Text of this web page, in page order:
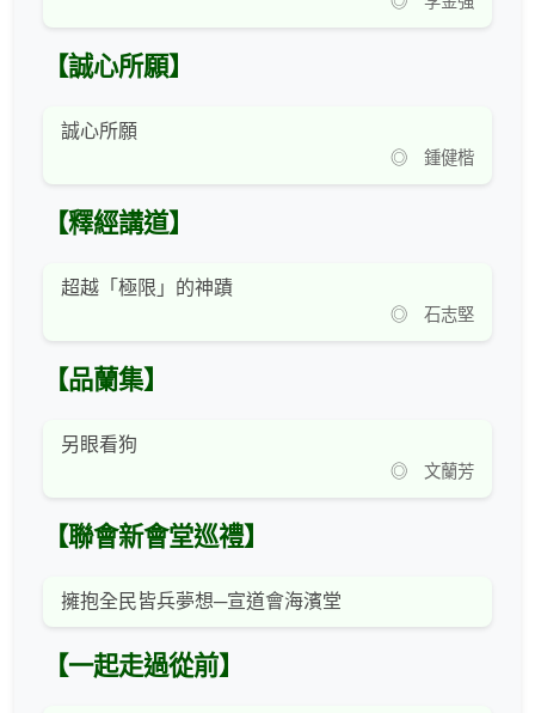
【誠心所願】
誠心所願
◎ 鍾健楷
【釋經講道】
超越「極限」的神蹟
◎ 石志堅
【品蘭集】
另眼看狗
◎ 文蘭芳
【聯會新會堂巡禮】
擁抱全民皆兵夢想─宣道會海濱堂
【一起走過從前】